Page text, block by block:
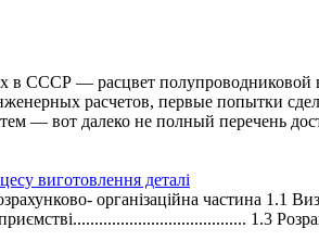
в СССР — расцвет
расчетов, первые попытки
— вот далеко не полный перечень
виготовлення деталі
організаційна частина 1.1
1.3